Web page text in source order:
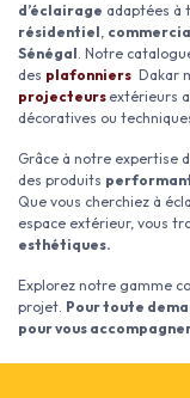
d’éclairage adaptées à
résidentiel,
Sénégal. Notre
des plafonniers Dakar
projecteurs extérieurs
décoratives ou
Grâce à notre expertise
des produits
Que vous cherchiez à
espace extérieur, vous
esthétiques.
Explorez notre gamme
projet. Pour toute
pour vous